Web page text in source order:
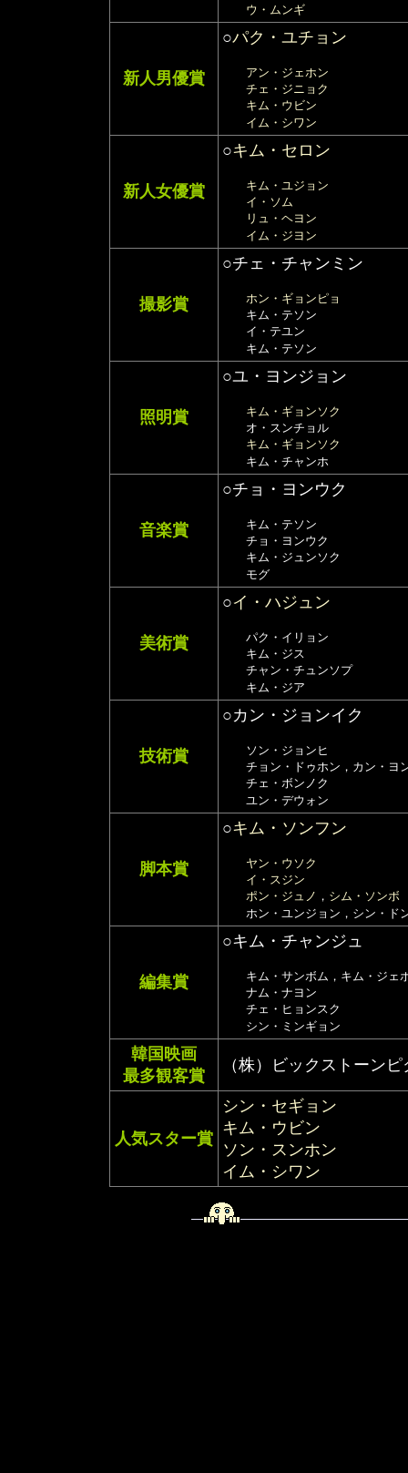
ウ・ムンギ
新人男優賞
○パク・ユチョン
アン・ジェホン
チェ・ジニョク
キム・ウビン
イム・シワン
新人女優賞
○キム・セロン
キム・ユジョン
イ・ソム
リュ・ヘヨン
イム・ジヨン
撮影賞
○チェ・チャンミン
ホン・ギョンピョ
キム・テソン
イ・テユン
キム・テソン
照明賞
○ユ・ヨンジョン
キム・ギョンソク
オ・スンチョル
キム・ギョンソク
キム・チャンホ
音楽賞
○チョ・ヨンウク
キム・テソン
チョ・ヨンウク
キム・ジュンソク
モグ
美術賞
○イ・ハジュン
パク・イリョン
キム・ジス
チャン・チュンソプ
キム・ジア
技術賞
○カン・ジョンイク
ソン・ジョンヒ
チョン・ドゥホン，カン・ヨ
チェ・ボンノク
ユン・デウォン
脚本賞
○キム・ソンフン
ヤン・ウソク
イ・スジン
ポン・ジュノ ， シム・ソンボ
ホン・ユンジョン，シン・ド
編集賞
○キム・チャンジュ
キム・サンボム，キム・ジェ
ナム・ナヨン
チェ・ヒョンスク
シン・ミンギョン
韓国映画
最多観客賞
（株）ビックストーン
人気スター賞
シン・セギョン
キム・ウビン
ソン・スンホン
イム・シワン